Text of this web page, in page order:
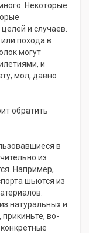
Некоторые
и случаев.
похода в
могут
и
мол, давно
обратить
в
из
Например,
шьются из
натуральных и
во-